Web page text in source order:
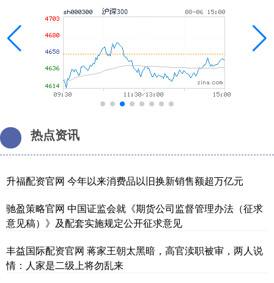
热点资讯
升福配资官网 今年以来消费品以旧换新销售额超万亿元
驰盈策略官网 中国证监会就《期货公司监督管理办法（征求
意见稿）》及配套实施规定公开征求意见
丰益国际配资官网 蒋家王朝太黑暗，高官渎职被审，两人说
情：人家是二级上将勿乱来